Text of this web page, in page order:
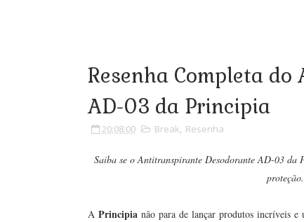
Resenha Completa
AD-03 da Principia
20:08:00 Break, Resenha
Saiba se o Antitranspirante Desodorante AD-03 da
A Principia não para de lançar produtos incríveis